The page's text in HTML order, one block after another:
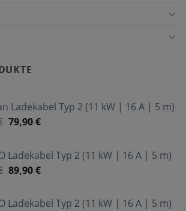
Ladekabel Typ 2 (11 kW | 16 A | 5 m)
79,90€
Ladekabel Typ 2 (11 kW | 16 A | 5 m)
89,90€
Ladekabel Typ 2 (11 kW | 16 A | 5 m)